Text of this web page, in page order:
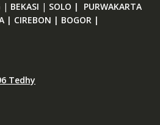
| BEKASI | SOLO | PURWAKARTA
| CIREBON | BOGOR |
Tedhy